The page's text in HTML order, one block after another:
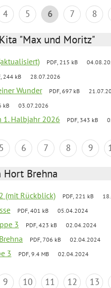
4 5 6 7 8
"Max und Moritz"
PDF, 215 kB
244 kB 28.07.2026
Wunder PDF, 697 kB
kB 03.07.2026
1. Halbjahr 2026 PDF, 343 kB
5 6 7 8 9
Hort Brehna
(mit Rückblick) PDF, 221 kB
PDF, 401 kB 05.04.2024
3 PDF, 423 kB 02.04.2024
PDF, 706 kB 02.04.2024
3 PDF, 9.4 MB 02.04.2024
9 10 11 12 13